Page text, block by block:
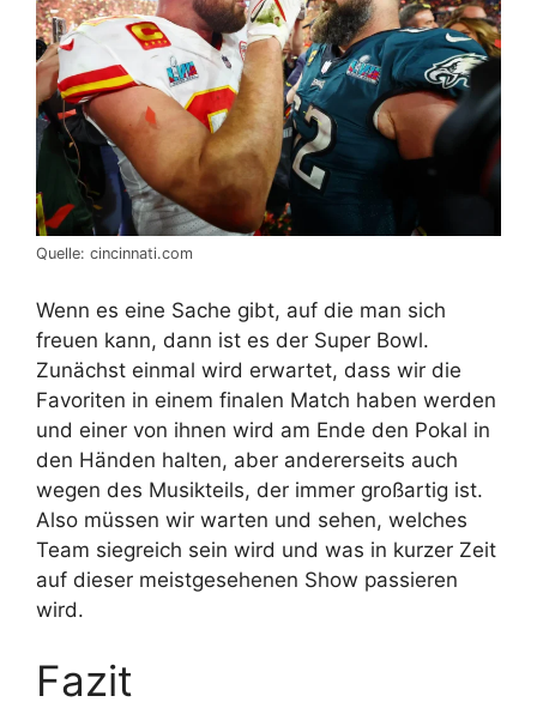
Quelle: cincinnati.com
Wenn es eine Sache gibt, auf die man sich
freuen kann, dann ist es der Super Bowl.
Zunächst einmal wird erwartet, dass wir die
Favoriten in einem finalen Match haben werden
und einer von ihnen wird am Ende den Pokal in
den Händen halten, aber andererseits auch
wegen des Musikteils, der immer großartig ist.
Also müssen wir warten und sehen, welches
Team siegreich sein wird und was in kurzer Zeit
auf dieser meistgesehenen Show passieren
wird.
Fazit